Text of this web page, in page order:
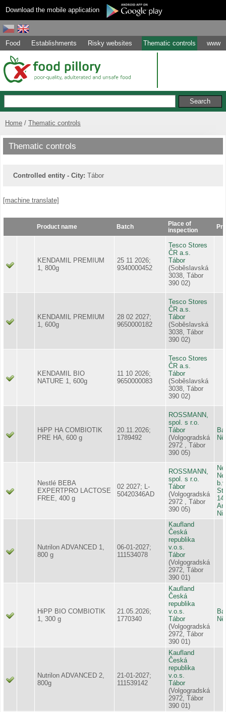
Download the mobile application
Food Establishments Risky websites Thematic controls www
Home Thematic controls
Thematic controls
Controlled entity - City: Tábor
[machine translate]
Product name Batch
Place of
inspection
KENDAMIL PREMIUM
1, 800g
25 11 2026;
9340000452
Tesco Stores
ČR a.s.
Tábor
(Soběslavská
3038, Tábor
390 02)
KENDAMIL PREMIUM
1, 600g
28 02 2027;
9650000182
Tesco Stores
ČR a.s.
Tábor
(Soběslavská
3038, Tábor
390 02)
KENDAMIL BIO
NATURE 1, 600g
11 10 2026;
9650000083
Tesco Stores
ČR a.s.
Tábor
(Soběslavská
3038, Tábor
390 02)
HiPP HA COMBIOTIK
PRE HA, 600 g
20.11.2026;
1789492
ROSSMANN,
spol. s r.o.
Tábor
(Volgogradská
2972 , Tábor
390 05)
Nestlé BEBA
EXPERTPRO LACTOSE
FREE, 400 g
02 2027; L-
50420346AD
ROSSMANN,
spol. s r.o.
Tábor
(Volgogradská
2972 , Tábor
390 05)
Nutrilon ADVANCED 1,
800 g
06-01-2027;
111534078
Kaufland
Česká
republika
v.o.s.
Tábor
(Volgogradská
2972, Tábor
390 01)
HiPP BIO COMBIOTIK
1, 300 g
21.05.2026;
1770340
Kaufland
Česká
republika
v.o.s.
Tábor
(Volgogradská
2972, Tábor
390 01)
Nutrilon ADVANCED 2,
800g
21-01-2027;
111539142
Kaufland
Česká
republika
v.o.s.
Tábor
(Volgogradská
2972, Tábor
390 01)